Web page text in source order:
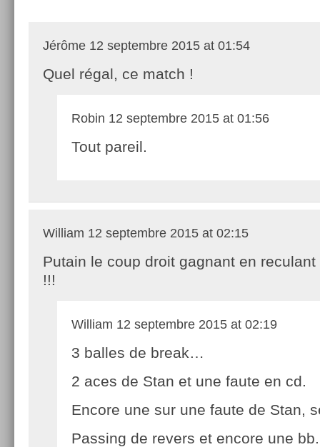
Jérôme 12 septembre 2015 at 01:54
Quel régal, ce match !
Robin 12 septembre 2015 at 01:56
Tout pareil.
William 12 septembre 2015 at 02:15
Putain le coup droit gagnant en
!!!
William 12 septembre 2015 at 02:19
3 balles de break…
2 aces de Stan et une faute en cd.
Encore une sur une faute de Stan,
Passing de revers et encore une